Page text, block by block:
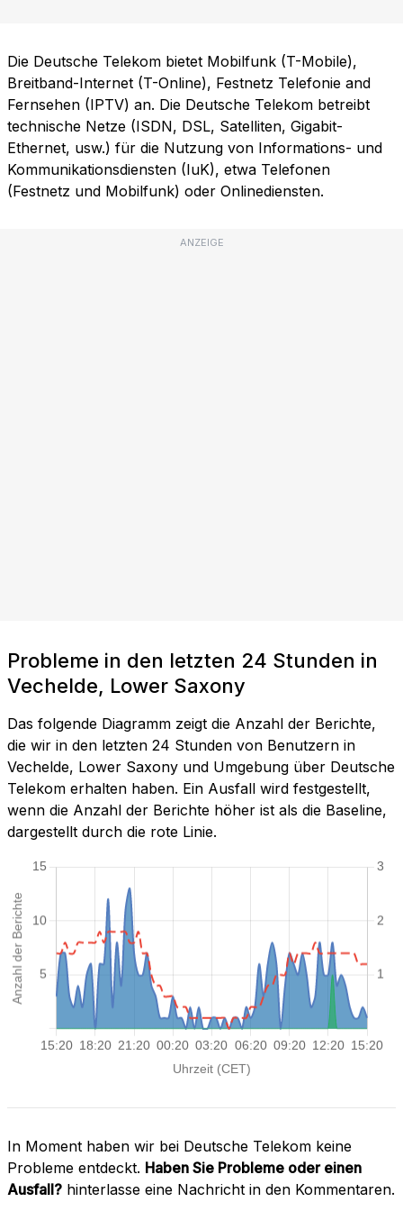
Die Deutsche Telekom bietet Mobilfunk (T-Mobile),
Breitband-Internet (T-Online), Festnetz Telefonie and
Fernsehen (IPTV) an. Die Deutsche Telekom betreibt
technische Netze (ISDN, DSL, Satelliten, Gigabit-
Ethernet, usw.) für die Nutzung von Informations- und
Kommunikationsdiensten (IuK), etwa Telefonen
(Festnetz und Mobilfunk) oder Onlinediensten.
ANZEIGE
Probleme in den letzten 24 Stunden in
Vechelde, Lower Saxony
Das folgende Diagramm zeigt die Anzahl der Berichte,
die wir in den letzten 24 Stunden von Benutzern in
Vechelde, Lower Saxony und Umgebung über Deutsche
Telekom erhalten haben. Ein Ausfall wird festgestellt,
wenn die Anzahl der Berichte höher ist als die Baseline,
dargestellt durch die rote Linie.
In Moment haben wir bei Deutsche Telekom keine
Probleme entdeckt. Haben Sie Probleme oder einen
Ausfall? hinterlasse eine Nachricht in den Kommentaren.